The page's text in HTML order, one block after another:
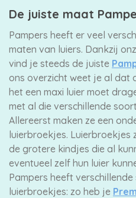
De juiste maat
Pampers heeft er veel
maten van luiers. Dankzij
vind je steeds de juiste
ons overzicht weet je al dat
het een maxi luier moet
met al die verschillende
Allereerst maken ze een
luierbroekjes.
de grotere kindjes die al
eventueel zelf hun luier
Pampers heeft
luierbroekjes: zo heb je